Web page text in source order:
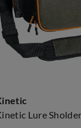
Lure